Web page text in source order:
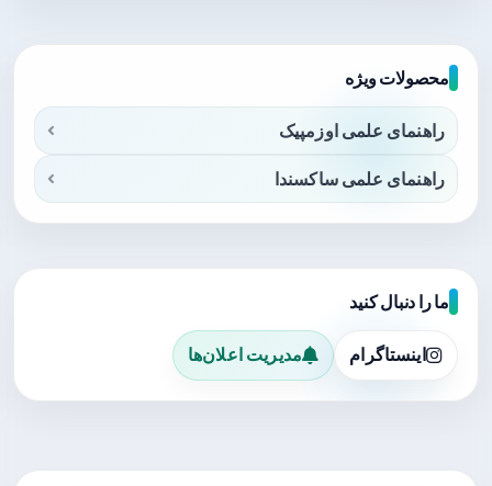
محصولات ویژه
راهنمای علمی اوزمپیک
راهنمای علمی ساکسندا
ما را دنبال کنید
اینستاگرام مدیریت اعلان‌ها